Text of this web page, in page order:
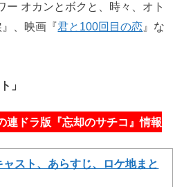
ー オカンとボクと、時々、オト
、映画『君と100回目の恋 』な
」
連ドラ版『忘却のサチコ』情報
ャスト、あらすじ、ロケ地まと